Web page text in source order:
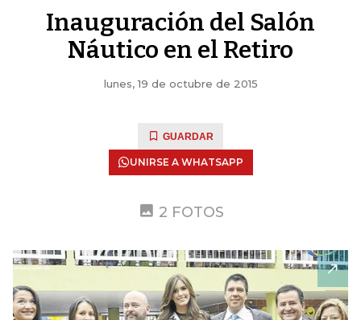
Inauguración del Salón
Náutico en el Retiro
lunes, 19 de octubre de 2015
GUARDAR
UNIRSE A WHATSAPP
2 FOTOS